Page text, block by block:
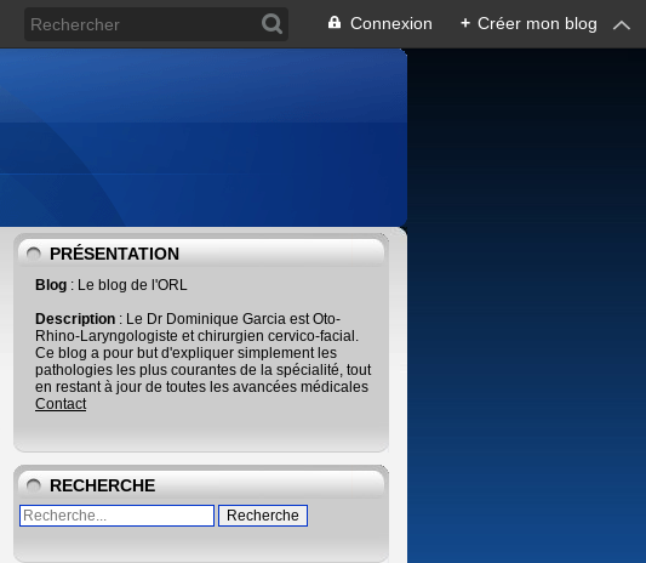
Connexion + Créer mon blog
PRÉSENTATION
Blog : Le blog de l'ORL
Description : Le Dr Dominique Garcia est Oto-
Rhino-Laryngologiste et chirurgien cervico-facial.
Ce blog a pour but d'expliquer simplement les
pathologies les plus courantes de la spécialité, tout
en restant à jour de toutes les avancées médicales
Contact
RECHERCHE